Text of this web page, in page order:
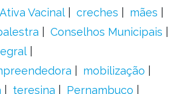
Vacinal creches
mães
Conselhos Municipais
mobilização
teresina Pernambuco